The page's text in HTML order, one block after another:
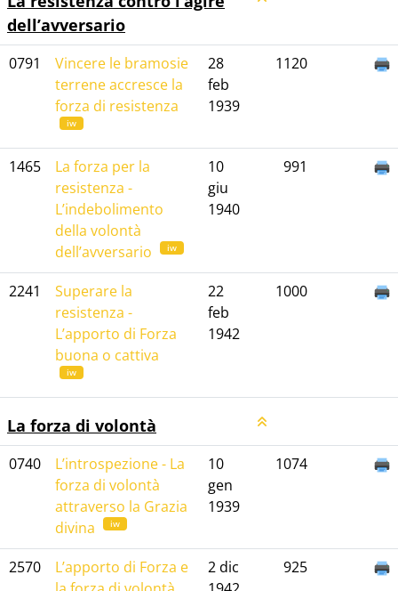
dell’avversario
0791
Vincere le bramosie
terrene accresce la
forza di resistenza
iw
28
feb
1939
1120
1465
La forza per la
resistenza -
L’indebolimento
della volontà
dell’avversario
iw
10
giu
1940
991
2241
Superare la
resistenza -
L’apporto di Forza
buona o cattiva
iw
22
feb
1942
1000
La forza di volontà
0740
L’introspezione - La
forza di volontà
attraverso la Grazia
divina
iw
10
gen
1939
1074
2570
L’apporto di Forza e
2 dic
925